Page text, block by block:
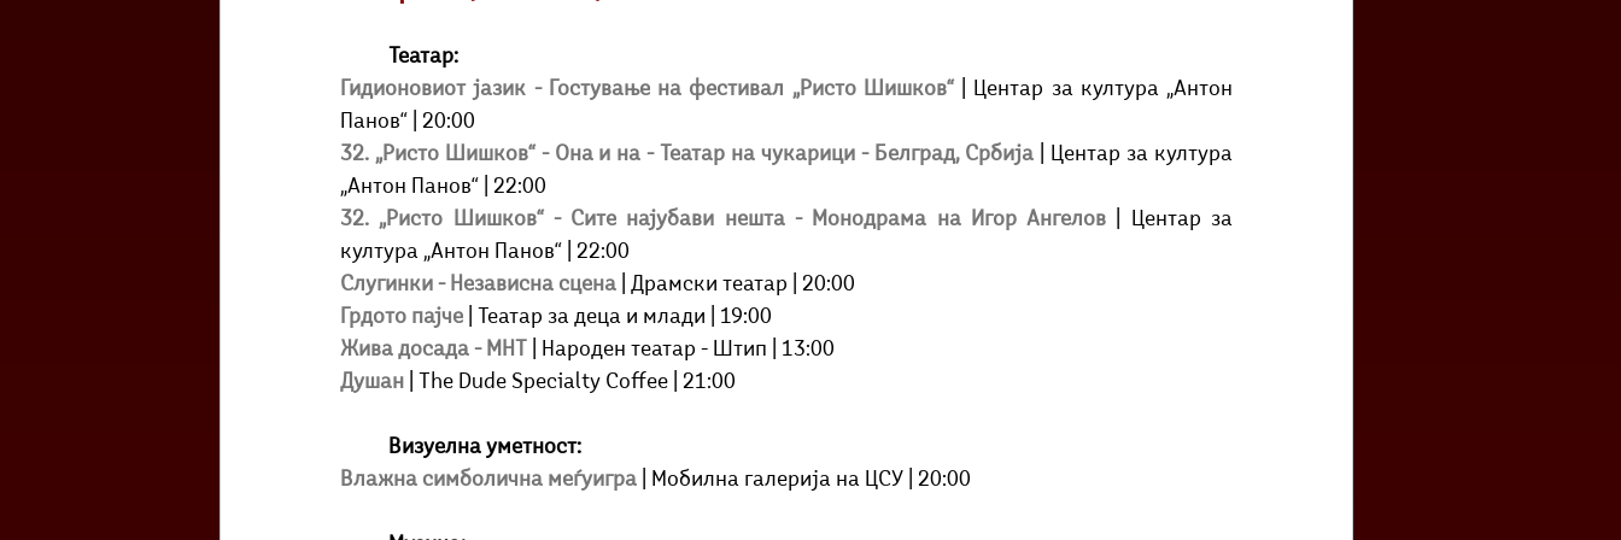
Театар:
Гидионовиот јазик - Гостување на фестивал „Ристо Шишков“
| Центар за култура „Антон
Панов“ | 20:00
32. „Ристо Шишков“ - Она и на - Театар на чукарици - Белград, Србија
| Центар за култура
„Антон Панов“ | 22:00
32. „Ристо Шишков“ - Сите најубави нешта - Монодрама на Игор Ангелов
| Центар за
култура „Антон Панов“ | 22:00
Слугинки - Независна сцена
| Драмски театар | 20:00
Грдото пајче | Театар за деца и млади | 19:00
Жива досада - МНТ
| Народен театар - Штип | 13:00
Душан
| The Dude Specialty Coffee | 21:00
Визуелна уметност:
Влажна симболична меѓуигра
| Мобилна галерија на ЦСУ | 20:00